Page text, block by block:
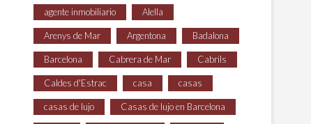
agente inmobiliario Alella
Arenys de Mar Argentona Badalona
Barcelona Cabrera de Mar Cabrils
Caldes d'Estrac casa casas
casas de lujo Casas de lujo en Barcelona